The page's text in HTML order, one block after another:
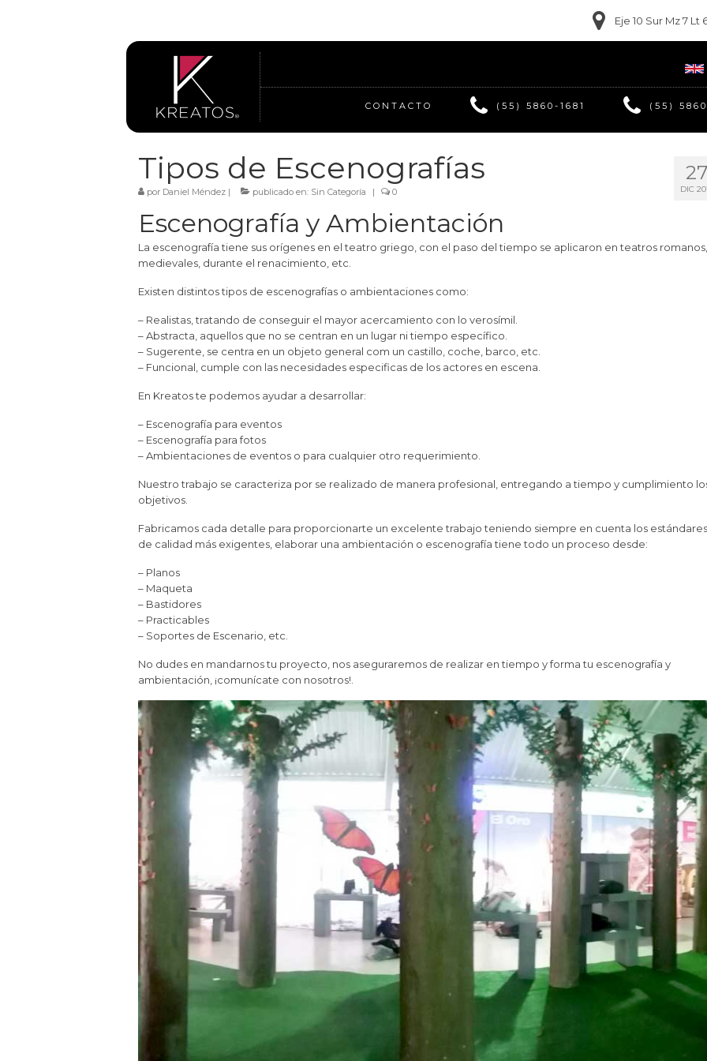
Eje 10 Sur Mz 7
CONTACTO (55) 5860-1681 (55)
DIC
Tipos de Escenografías
por Daniel Méndez | publicado en: Sin Categoría | 0
Escenografía y Ambientación
La escenografía tiene sus orígenes en el teatro griego, con el paso del tiempo se aplicaron en teatros romanos,
medievales, durante el renacimiento, etc.
Existen distintos tipos de escenografías o ambientaciones como:
– Realistas, tratando de conseguir el mayor acercamiento con lo verosímil.
– Abstracta, aquellos que no se centran en un lugar ni tiempo específico.
– Sugerente, se centra en un objeto general com un castillo, coche, barco, etc.
– Funcional, cumple con las necesidades especificas de los actores en escena.
En Kreatos te podemos ayudar a desarrollar:
– Escenografía para eventos
– Escenografía para fotos
– Ambientaciones de eventos o para cualquier otro requerimiento.
Nuestro trabajo se caracteriza por se realizado de manera profesional, entregando a tiempo y cumplimiento
objetivos.
Fabricamos cada detalle para proporcionarte un excelente trabajo teniendo siempre en cuenta los estándares
de calidad más exigentes, elaborar una ambientación o escenografía tiene todo un proceso desde:
– Planos
– Maqueta
– Bastidores
– Practicables
– Soportes de Escenario, etc.
No dudes en mandarnos tu proyecto, nos aseguraremos de realizar en tiempo y forma tu escenografía y
ambientación, ¡comunícate con nosotros!.